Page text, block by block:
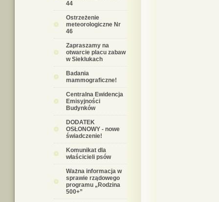
44
Ostrzeżenie
meteorologiczne Nr
46
Zapraszamy na
otwarcie placu zabaw
w Sieklukach
Badania
mammograficzne!
Centralna Ewidencja
Emisyjności
Budynków
DODATEK
OSŁONOWY - nowe
świadczenie!
Komunikat dla
właścicieli psów
Ważna informacja w
sprawie rządowego
programu „Rodzina
500+”